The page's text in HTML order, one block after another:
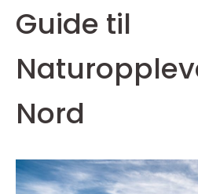
Guide til
Nord